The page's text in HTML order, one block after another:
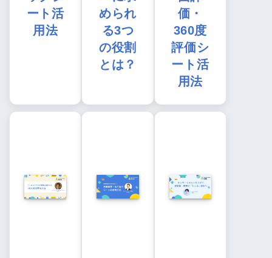
ート活
用法
められ
る3つ
の役割
とは？
価・
360度
評価シ
ート活
用法